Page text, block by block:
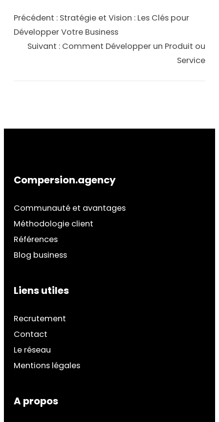
Précédent : Stratégie et Vision : Les Clés pour
Développer Votre Business
Suivant : Comment Développer un Produit ou
Service
Compersion.agency
Communauté et avantages
Méthodologie client
Références
Blog business
Liens utiles
Recrutement
Contact
Le réseau
Mentions légales
A propos